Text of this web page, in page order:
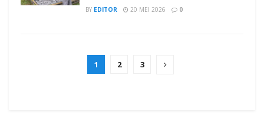
BY EDITOR 20 MEI 2026 0
1 2 3